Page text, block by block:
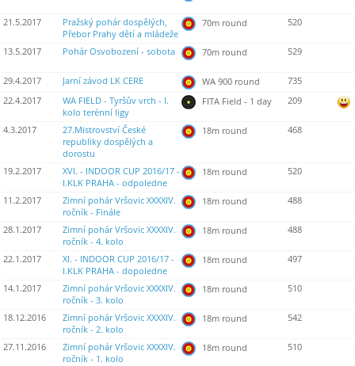
21.5.2017
Pražský pohár dospělých,
Přebor Prahy dětí a mládeže
70m round 520
13.5.2017 Pohár Osvobození - sobota 70m round 529
29.4.2017 Jarní závod LK CERE WA 900 round
735
22.4.2017
WA FIELD - Tyršův vrch - I.
kolo terénní ligy
FITA Field - 1 day 209
4.3.2017
27.Mistrovství České
republiky dospělých a
dorostu
18m round 468
19.2.2017
XVI. - INDOOR CUP 2016/17 -
I.KLK PRAHA - odpoledne
18m round 520
11.2.2017
Zimní pohár Vršovic XXXXIV.
ročník - Finále
18m round 488
28.1.2017
Zimní pohár Vršovic XXXXIV.
ročník - 4. kolo
18m round 488
22.1.2017
XI. - INDOOR CUP 2016/17 -
I.KLK PRAHA - dopoledne
18m round 497
14.1.2017
Zimní pohár Vršovic XXXXIV.
ročník - 3. kolo
18m round 510
18.12.2016
Zimní pohár Vršovic XXXXIV.
ročník - 2. kolo
18m round 542
27.11.2016
Zimní pohár Vršovic XXXXIV.
ročník - 1. kolo
18m round 510